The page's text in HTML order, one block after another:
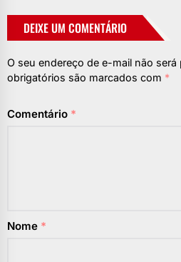
DEIXE UM COMENTÁRIO
O seu endereço de e-mail não será
obrigatórios são marcados com *
Comentário *
Nome *